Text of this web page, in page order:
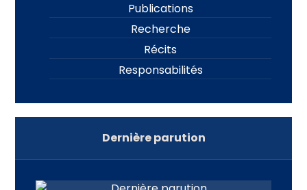
Publications
Recherche
Récits
Responsabilités
Dernière parution